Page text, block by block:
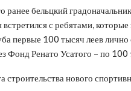
ранее бельцкий
встретился с ребятами,
первые 100 тысяч леев
Фонд Ренато Усатого – по
строительства нового